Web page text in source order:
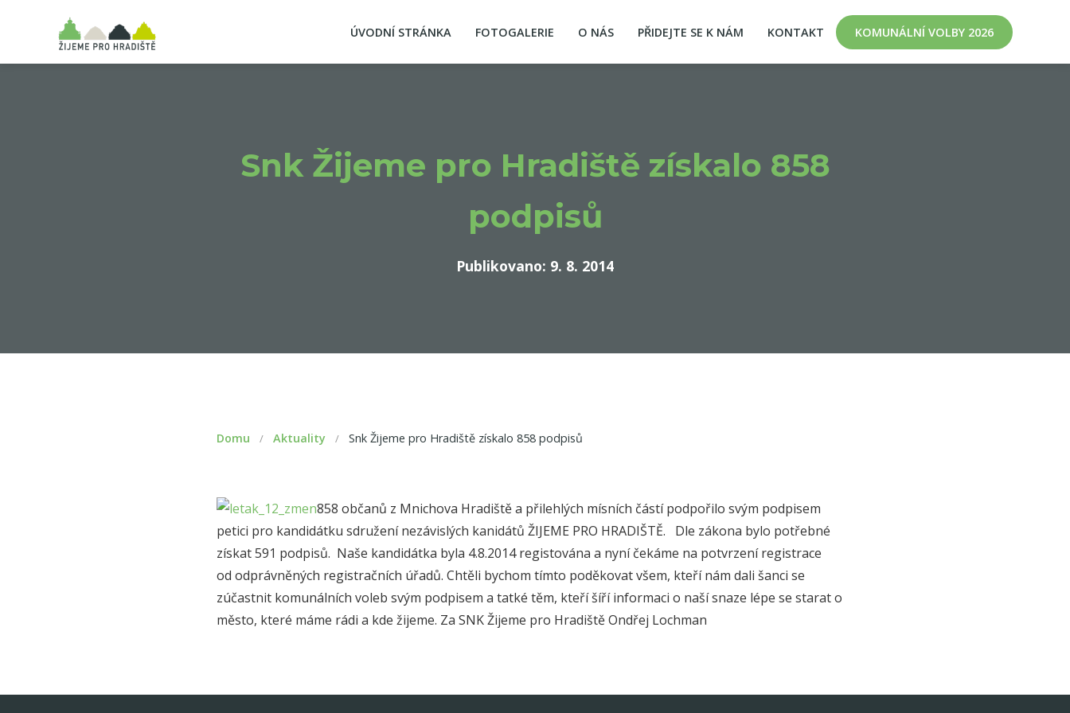
ÚVODNÍ STRÁNKA FOTOGALERIE O NÁS PŘIDEJTE SE K NÁM KONTAKT KOMUNÁLNÍ VOLBY 2026
Snk Žijeme pro Hradiště získalo 858
podpisů
Publikovano: 9. 8. 2014
Domu / Aktuality / Snk Žijeme pro Hradiště získalo 858 podpisů
858 občanů z Mnichova Hradiště a přilehlých mísních částí podpořilo svým podpisem
petici pro kandidátku sdružení nezávislých kanidátů ŽIJEME PRO HRADIŠTĚ. Dle zákona bylo potřebné
získat 591 podpisů. Naše kandidátka byla 4.8.2014 registována a nyní čekáme na potvrzení registrace
od odprávněných registračních úřadů. Chtěli bychom tímto poděkovat všem, kteří nám dali šanci se
zúčastnit komunálních voleb svým podpisem a tatké těm, kteří šíří informaci o naší snaze lépe se starat o
město, které máme rádi a kde žijeme. Za SNK Žijeme pro Hradiště Ondřej Lochman